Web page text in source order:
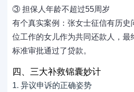
③ 担保人年龄不超过55周岁
有个真实案例：张女士征信有历史
位工作的女儿作为共同还款人，最
标准审批通过了贷款。
四、三大补救锦囊妙计
1. 异议申诉的正确姿势